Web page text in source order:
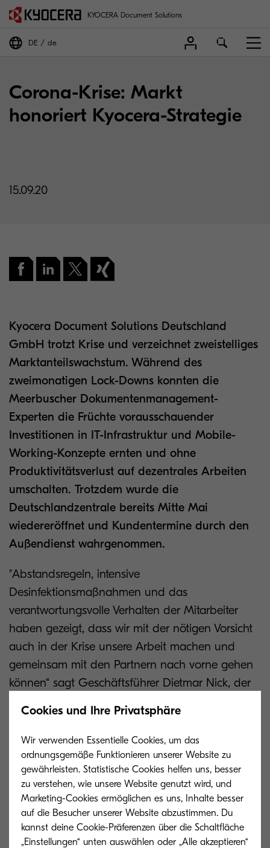
KYOCERA Document Solutions
DE de
Corona-Krise: Markt
honoriert Kyocera-Strategie
15.09.20
Kyocera Document Solutions Deutschland
GmbH trotzt Krise und verzeichnet zweistelliges
Marktanteilswachstum. Während des
zweimonatigen Lock-Downs konnten die
Meerbuscher Dokumentenmanagement-
Experten die Früchte vorausschauender
Investitionen in IT-Infrastruktur und Mobile-
Working-Konzepte ernten und ohne
Produktivitätsverlust auf dezentrales Arbeiten
umschalten. Trotzdem wurde die
Deutschlandzentrale bereits Mitte Mai
wiedereröffnet und Kundentermine durch den
Außendienst wahrgenommen.
"Abstandsregeln, intensive
Desinfektionsmaßnahmen und das
verantwortungsvolle Verhalten der Mitarbeiter
haben gezeigt, dass wir mit der nötigen Vorsicht
auch in der Krise unsere Arbeit machen und
gemeinsam mit den Partnern nach vorne gehen
können“ sagt Geschäftsführer Dietmar Nick, der
Kundenterminen im Selbstversuch überprüft
hatte, bevor er grünes Licht für die Rückkehr zum
Regelbetrieb erteilte.
Mit Erfolg: Nach Zahlen des IDC
Marktforschungsinstituts wuchs Kyocera im
zweiten Quartal um 32,5% und konnte seinen
Marktanteil damit nahezu verdoppeln auf nun
Cookies und Ihre Privatsphäre
Wir verwenden Essentielle Cookies, um das
ordnungsgemäße Funktionieren unserer Website zu
gewährleisten. Statistische Cookies helfen uns, besser
zu verstehen, wie unsere Website genutzt wird, und
Marketing-Cookies ermöglichen es uns, Inhalte besser
auf die Besucher unserer Website abzustimmen. Du
kannst deine Cookie-Präferenzen über die Schaltfläche
„Einstellungen“ unten auswählen oder „Alle akzeptieren“